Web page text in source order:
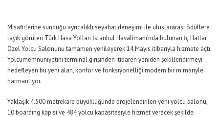
Misafirlerine sunduğu ayrıcalıklı seyahat deneyimi ile uluslararası ödüllere
layık görülen Türk Hava Yolları İstanbul Havalimanı’nda bulunan İç Hatlar
Özel Yolcu Salonunu tamamen yenileyerek 14 Mayıs itibarıyla hizmete açtı.
Yolcumemnuniyetini terminal girişinden itibaren yeniden şekillendirmeyi
hedefleyen bu yeni alan, konfor ve fonksiyonelliği modern bir mimariyle
harmanlıyor.
Yaklaşık 4.500 metrekare büyüklüğünde projelendirilen yeni yolcu salonu,
10boarding kapısı ve 484 yolcu kapasitesiyle hizmet verecek şekilde